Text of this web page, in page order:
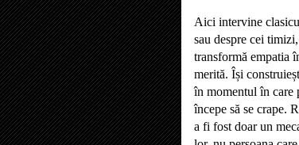
Aici intervine
sau despre cei
transformă empatia
merită. Își
în momentul în care
începe să se crape.
a fi fost doar un